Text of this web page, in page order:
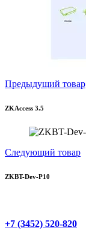
Предыдущий товар
ZKAccess 3.5
Следующий товар
ZKBT-Dev-P10
+7 (3452) 520-820